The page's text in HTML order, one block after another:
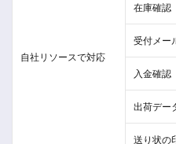
自社リソースで対応
在庫確認
受付メー
入金確認
出荷デー
送り状の